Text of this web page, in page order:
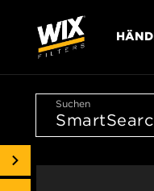
Suchen